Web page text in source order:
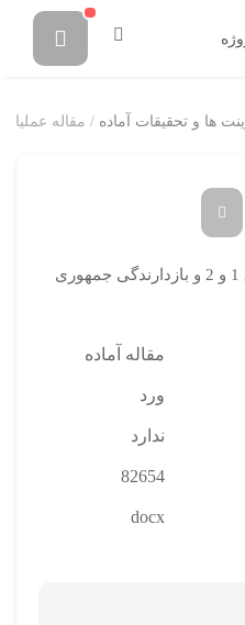
ها و تحقیقات آماده / مقاله عملیات های وعده صادق 1
مقاله عملیات های وعده صادق 1 و 2 و بازدارندگی جمهوری
مقاله آماده
ورد
ندارد
82654
docx